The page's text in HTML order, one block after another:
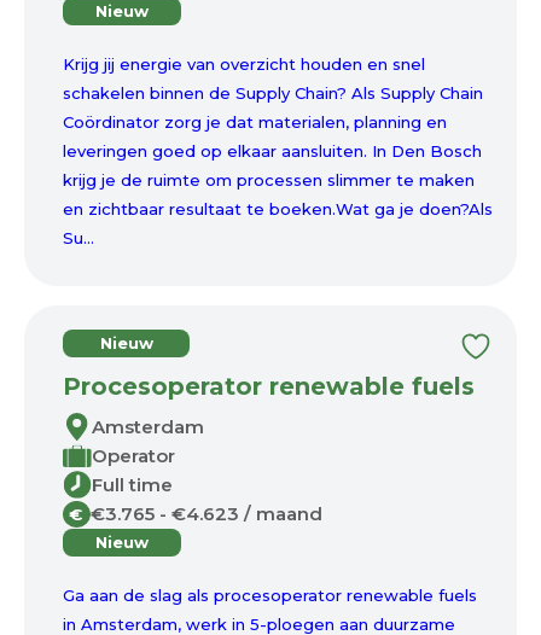
Nieuw
Krijg jij energie van overzicht houden en snel
schakelen binnen de Supply Chain? Als Supply Chain
Coördinator zorg je dat materialen, planning en
leveringen goed op elkaar aansluiten. In Den Bosch
krijg je de ruimte om processen slimmer te maken
en zichtbaar resultaat te boeken.Wat ga je doen?Als
Su...
Nieuw
Procesoperator renewable fuels
Amsterdam
Operator
Full time
€ €3.765 - €4.623 / maand
Nieuw
Ga aan de slag als procesoperator renewable fuels
in Amsterdam, werk in 5-ploegen aan duurzame